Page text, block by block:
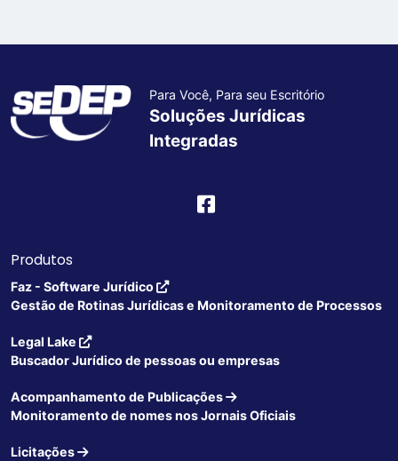
Para Você, Para seu Escritório
Soluções Jurídicas
Integradas
Produtos
Faz - Software Jurídico
Gestão de Rotinas Jurídicas e Monitoramento de Processos
Legal Lake
Buscador Jurídico de pessoas ou empresas
Acompanhamento de Publicações
Monitoramento de nomes nos Jornais Oficiais
Licitações